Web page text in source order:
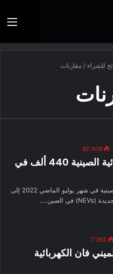
للشراء / مقارنات
82٬409
مبيعات السيارات الكهربائية الصينية 440 ألف في
وصلت مبيعات السيارات الكهربائية الصينية في شهر يوليو الماضي 2022 إلى
7٬263
الميني فان الكهربائية